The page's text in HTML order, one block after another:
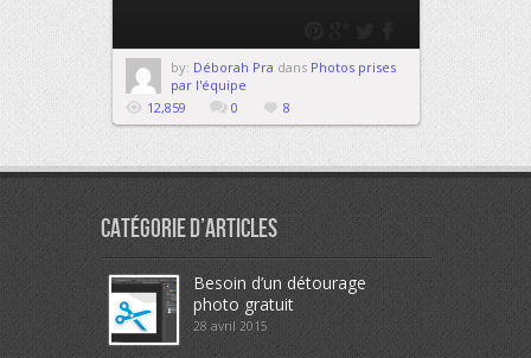
by: Déborah Pra dans Photos prises
par l'équipe
12,859
0 8
Catégorie d’articles
Besoin d’un détourage
photo gratuit
28 avril 2015